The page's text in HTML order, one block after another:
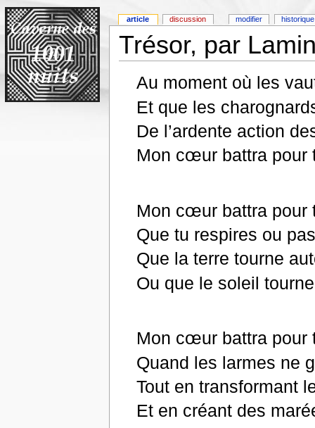
Trésor, par
Au moment où les
Et que les
De l’ardente action
Mon cœur battra pour
Mon cœur battra pour
Que tu respires ou
Que la terre tourne
Ou que le soleil
Mon cœur battra pour
Quand les larmes ne
Tout en transformant
Et en créant des
article discussion modifier historique